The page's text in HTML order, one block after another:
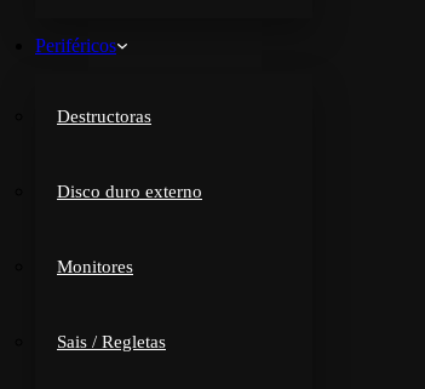
Periféricos
Destructoras
Disco duro externo
Monitores
Sais / Regletas